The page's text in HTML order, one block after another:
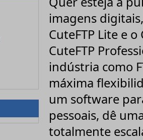
imagens
CuteFTP Lite e
CuteFTP
indústria como
máxima
um software
pessoais, dê
totalmente